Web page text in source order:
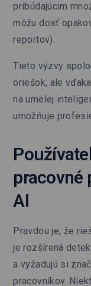
pribúdajúcim
môžu dosť
reportov).
Tieto výzvy
oriešok, ale
na umelej
umožňuje
pracovné
AI
Pravdou je, že
je rozšírená
a vyžadujú si
pracovníkov.